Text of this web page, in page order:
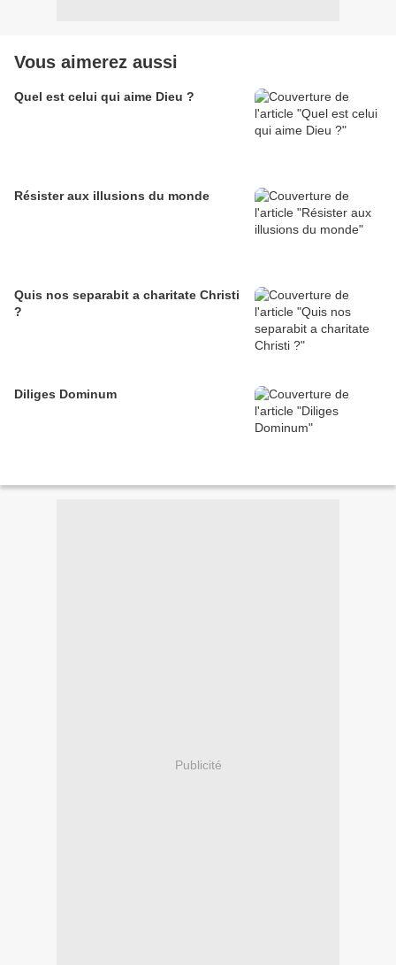
Vous aimerez aussi
Quel est celui qui aime Dieu ?
Résister aux illusions du monde
Quis nos separabit a charitate Christi
?
Diliges Dominum
Publicité